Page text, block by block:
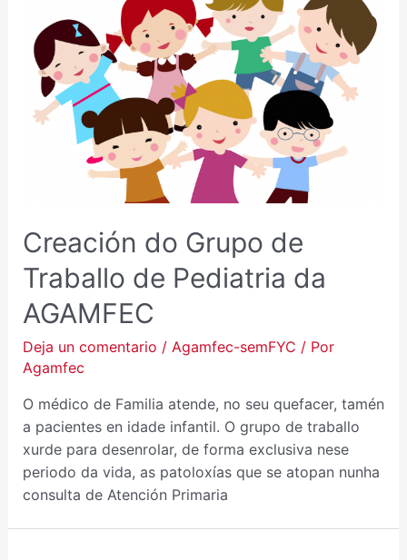
Creación do Grupo de
Traballo de Pediatria da
AGAMFEC
Deja un comentario / Agamfec-semFYC / Por
Agamfec
O médico de Familia atende, no seu quefacer, tamén
a pacientes en idade infantil. O grupo de traballo
xurde para desenrolar, de forma exclusiva nese
periodo da vida, as patoloxías que se atopan nunha
consulta de Atención Primaria